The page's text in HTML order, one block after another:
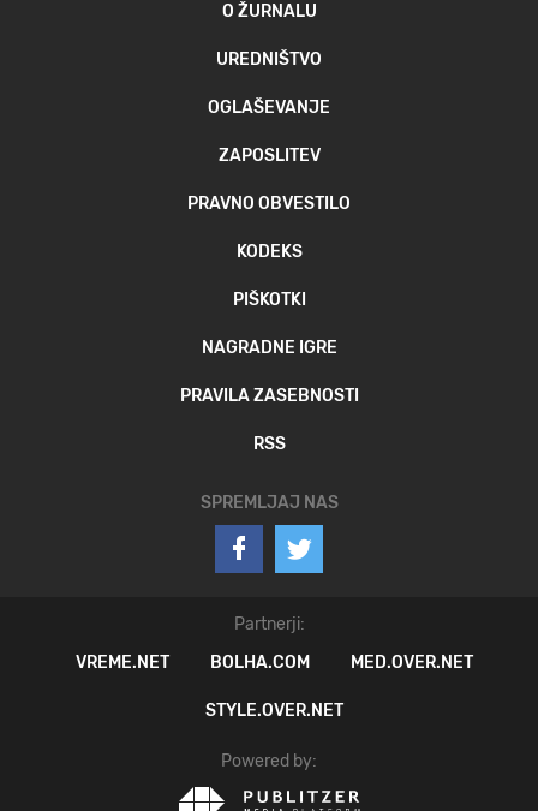
O ŽURNALU
UREDNIŠTVO
OGLAŠEVANJE
ZAPOSLITEV
PRAVNO OBVESTILO
KODEKS
PIŠKOTKI
NAGRADNE IGRE
PRAVILA ZASEBNOSTI
RSS
SPREMLJAJ NAS
Partnerji:
VREME.NET
BOLHA.COM MED.OVER.NET
STYLE.OVER.NET
Powered by: